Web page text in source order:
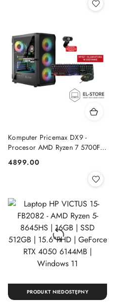
Komputer Pricemax DX9 -
Procesor AMD Ryzen 7 5700F |
GeForce RTX 5050 8GB | Win
Cena:
4899.00
PRODUKT NIEDOSTĘPNY